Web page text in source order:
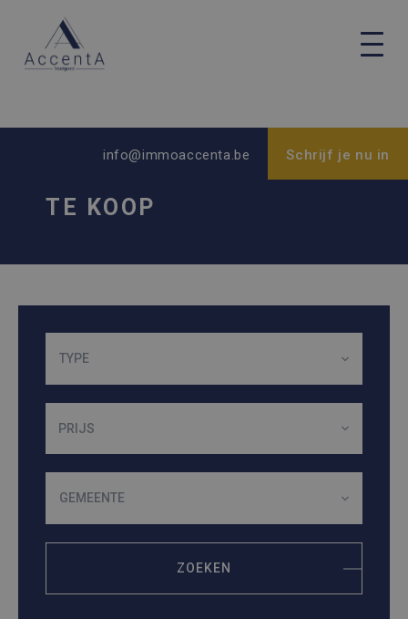
info@immoaccenta.be Schrijf je nu in
TE KOOP
TYPE
PRIJS
GEMEENTE
ZOEKEN